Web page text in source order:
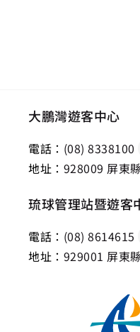
大鵬灣遊客中心
電話： (08) 8338100
地址： 928009 屏東
琉球管理站暨遊客
電話： (08) 8614615
地址： 929001 屏東